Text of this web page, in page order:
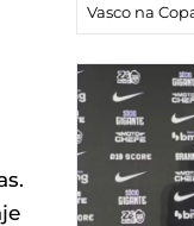
Vasco na